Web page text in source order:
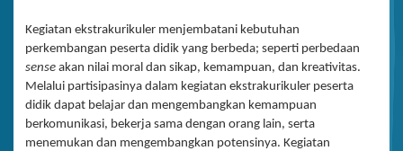
Kegiatan ekstrakurikuler menjembatani kebutuhan
perkembangan peserta didik yang berbeda; seperti perbedaan
sense akan nilai moral dan sikap, kemampuan, dan kreativitas.
Melalui partisipasinya dalam kegiatan ekstrakurikuler peserta
didik dapat belajar dan mengembangkan kemampuan
berkomunikasi, bekerja sama dengan orang lain, serta
menemukan dan mengembangkan potensinya. Kegiatan